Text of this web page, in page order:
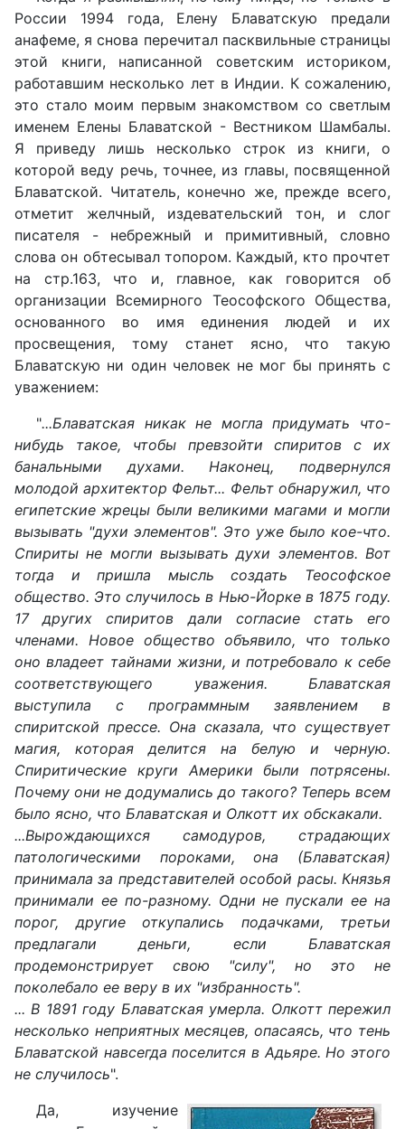
России 1994 года, Елену Блаватскую предали
анафеме, я снова перечитал пасквильные страницы
этой книги, написанной советским историком,
работавшим несколько лет в Индии. К сожалению,
это стало моим первым знакомством со светлым
именем Елены Блаватской - Вестником Шамбалы.
Я приведу лишь несколько строк из книги, о
которой веду речь, точнее, из главы, посвященной
Блаватской. Читатель, конечно же, прежде всего,
отметит желчный, издевательский тон, и слог
писателя - небрежный и примитивный, словно
слова он обтесывал топором. Каждый, кто прочтет
на стр.163, что и, главное, как говорится об
организации Всемирного Теософского Общества,
основанного во имя единения людей и их
просвещения, тому станет ясно, что такую
Блаватскую ни один человек не мог бы принять с
уважением:
"...Блаватская никак не могла придумать что-
нибудь такое, чтобы превзойти спиритов с их
банальными духами. Наконец, подвернулся
молодой архитектор Фельт... Фельт обнаружил, что
египетские жрецы были великими магами и могли
вызывать "духи элементов". Это уже было кое-что.
Спириты не могли вызывать духи элементов. Вот
тогда и пришла мысль создать Теософское
общество. Это случилось в Нью-Йорке в 1875 году.
17 других спиритов дали согласие стать его
членами. Новое общество объявило, что только
оно владеет тайнами жизни, и потребовало к себе
соответствующего уважения. Блаватская
выступила с программным заявлением в
спиритской прессе. Она сказала, что существует
магия, которая делится на белую и черную.
Спиритические круги Америки были потрясены.
Почему они не додумались до такого? Теперь всем
было ясно, что Блаватская и Олкотт их обскакали.
...Вырождающихся самодуров, страдающих
патологическими пороками, она (Блаватская)
принимала за представителей особой расы. Князья
принимали ее по-разному. Одни не пускали ее на
порог, другие откупались подачками, третьи
предлагали деньги, если Блаватская
продемонстрирует свою "силу", но это не
поколебало ее веру в их "избранность".
... В 1891 году Блаватская умерла. Олкотт пережил
несколько неприятных месяцев, опасаясь, что тень
Блаватской навсегда поселится в Адьяре. Но этого
не случилось".
Да, изучение